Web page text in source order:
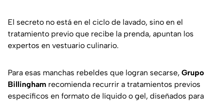
El secreto no está en el ciclo de lavado, sino en el
tratamiento previo que recibe la prenda, apuntan los
expertos en vestuario culinario.
Para esas manchas rebeldes que logran secarse, Grupo
Billingham recomienda recurrir a tratamientos previos
específicos en formato de líquido o gel, diseñados para